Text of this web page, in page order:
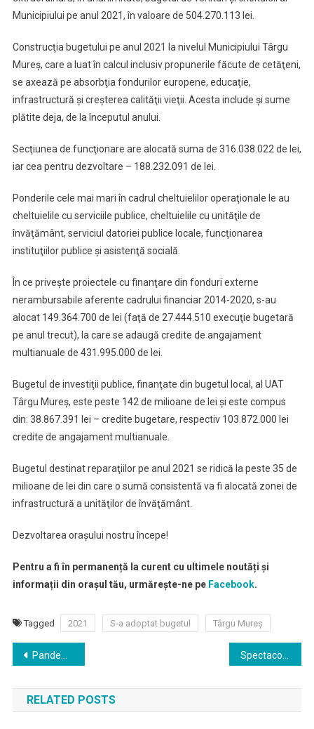
Municipiului pe anul 2021, în valoare de 504.270.113 lei.
Construcţia bugetului pe anul 2021 la nivelul Municipiului Târgu
Mureş, care a luat în calcul inclusiv propunerile făcute de cetăţeni,
se axează pe absorbţia fondurilor europene, educaţie,
infrastructură şi creşterea calităţii vieţii. Acesta include şi sume
plătite deja, de la începutul anului.
Secţiunea de funcţionare are alocată suma de 316.038.022 de lei,
iar cea pentru dezvoltare – 188.232.091 de lei.
Ponderile cele mai mari în cadrul cheltuielilor operaţionale le au
cheltuielile cu serviciile publice, cheltuielile cu unităţile de
învăţământ, serviciul datoriei publice locale, funcţionarea
instituţiilor publice şi asistenţă socială.
În ce priveşte proiectele cu finanţare din fonduri externe
nerambursabile aferente cadrului financiar 2014-2020, s-au
alocat 149.364.700 de lei (faţă de 27.444.510 execuţie bugetară
pe anul trecut), la care se adaugă credite de angajament
multianuale de 431.995.000 de lei.
Bugetul de investiţii publice, finanţate din bugetul local, al UAT
Târgu Mureş, este peste 142 de milioane de lei şi este compus
din: 38.867.391 lei – credite bugetare, respectiv 103.872.000 lei
credite de angajament multianuale.
Bugetul destinat reparaţiilor pe anul 2021 se ridică la peste 35 de
milioane de lei din care o sumă consistentă va fi alocată zonei de
infrastructură a unităţilor de învăţământ.
Dezvoltarea oraşului nostru începe!
Pentru a fi în permanență la curent cu ultimele noutăți și
informații din orașul tău, urmărește-ne pe Facebook.
Tagged 2021 S-a adoptat bugetul Târgu Mureş
Navigare
în
articole
Pandemia nu împiedică Luminația!
RELATED POSTS